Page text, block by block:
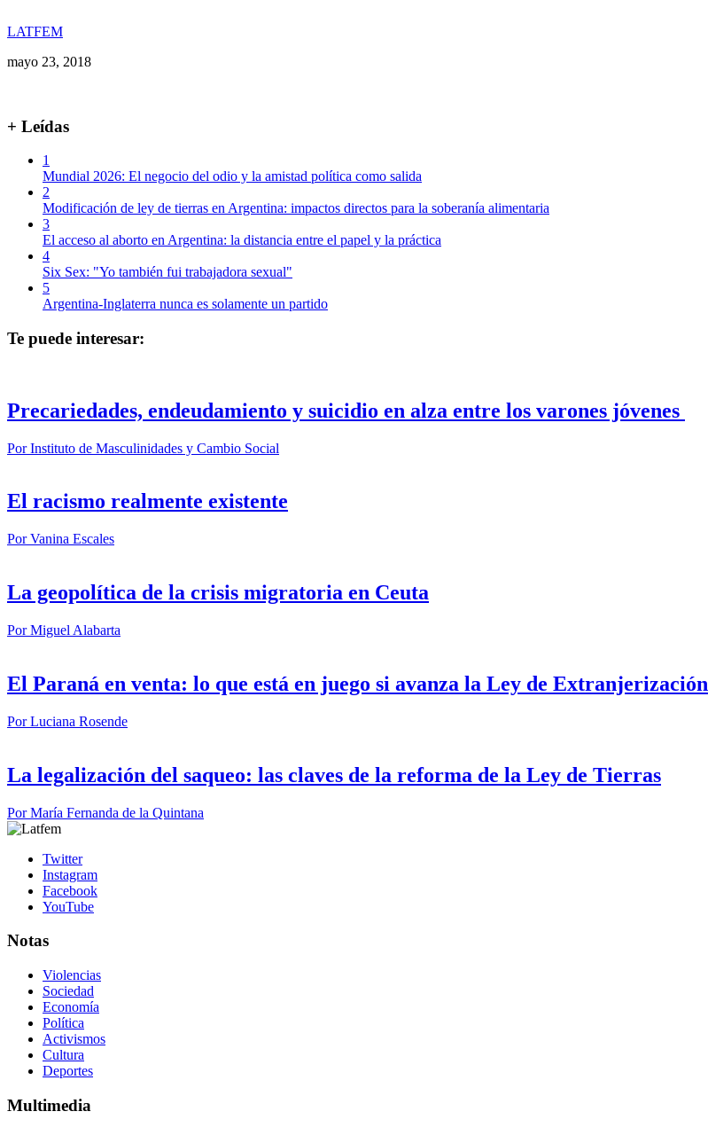
LATFEM
mayo 23, 2018
+ Leídas
1
Mundial 2026: El negocio del odio y la amistad política como salida
2
Modificación de ley de tierras en Argentina: impactos directos para la soberanía alimentaria
3
El acceso al aborto en Argentina: la distancia entre el papel y la práctica
4
Six Sex: "Yo también fui trabajadora sexual"
5
Argentina-Inglaterra nunca es solamente un partido
Te puede interesar:
Precariedades, endeudamiento y suicidio en alza entre los varones jóvenes
PorInstituto de Masculinidades y Cambio Social
El racismo realmente existente
PorVanina Escales
La geopolítica de la crisis migratoria en Ceuta
PorMiguel Alabarta
El Paraná en venta: lo que está en juego si avanza la Ley de Extranjerización
PorLuciana Rosende
La legalización del saqueo: las claves de la reforma de la Ley de Tierras
PorMaría Fernanda de la Quintana
Twitter
Instagram
Facebook
YouTube
Notas
Violencias
Sociedad
Economía
Política
Activismos
Cultura
Deportes
Multimedia